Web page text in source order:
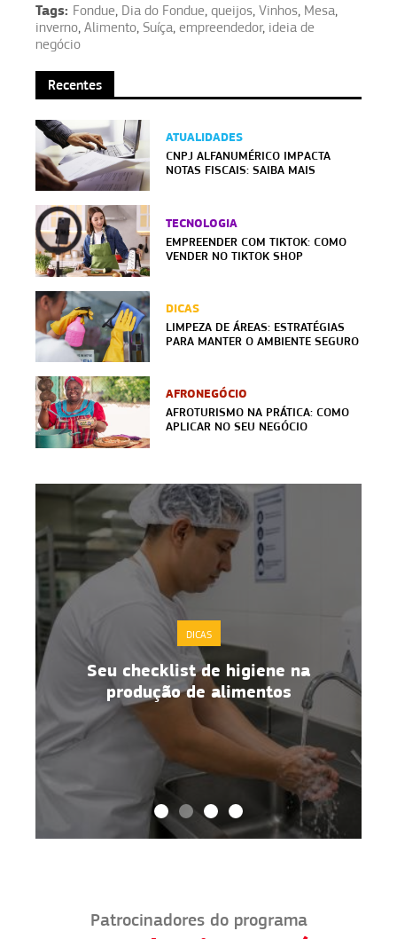
Tags: Fondue, Dia do Fondue, queijos, Vinhos, Mesa,
inverno, Alimento, Suíça, empreendedor, ideia de
negócio
Recentes
ATUALIDADES
CNPJ ALFANUMÉRICO IMPACTA
NOTAS FISCAIS: SAIBA MAIS
TECNOLOGIA
EMPREENDER COM TIKTOK: COMO
VENDER NO TIKTOK SHOP
DICAS
LIMPEZA DE ÁREAS: ESTRATÉGIAS
PARA MANTER O AMBIENTE SEGURO
AFRONEGÓCIO
AFROTURISMO NA PRÁTICA: COMO
APLICAR NO SEU NEGÓCIO
DICAS
Seu checklist de higiene na
produção de alimentos
Patrocinadores do programa